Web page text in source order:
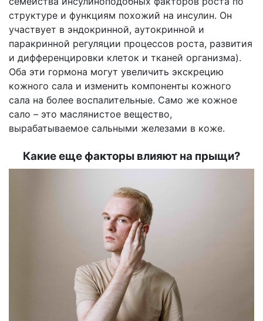
структуре и функциям похожий на инсулин. Он
участвует в эндокринной, аутокринной и
паракринной регуляции процессов роста, развития
и дифференцировки клеток и тканей организма).
Оба эти гормона могут увеличить экскрецию
кожного сала и изменить компоненты кожного
сала на более воспалительные. Само же кожное
сало – это маслянистое вещество,
вырабатываемое сальными железами в коже.
Какие еще факторы влияют на прыщи?